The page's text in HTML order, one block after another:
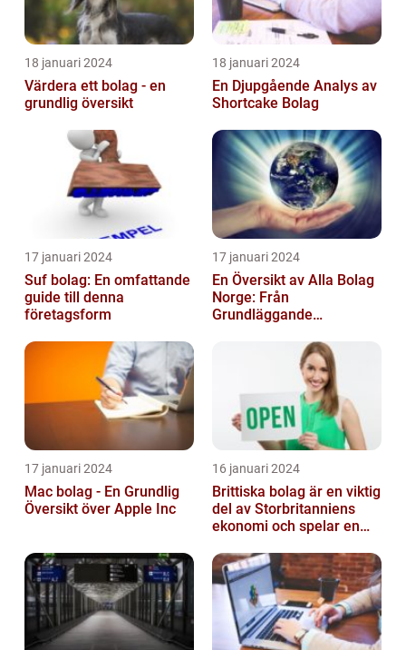
18 januari 2024
Värdera ett bolag - en
grundlig översikt
18 januari 2024
En Djupgående Analys av
Shortcake Bolag
17 januari 2024
Suf bolag: En omfattande
guide till denna
företagsform
17 januari 2024
En Översikt av Alla Bolag
Norge: Från
Grundläggande
Kvantitativa Mätningar
17 januari 2024
Mac bolag - En Grundlig
Översikt över Apple Inc
16 januari 2024
Brittiska bolag är en viktig
del av Storbritanniens
ekonomi och spelar en
landets...